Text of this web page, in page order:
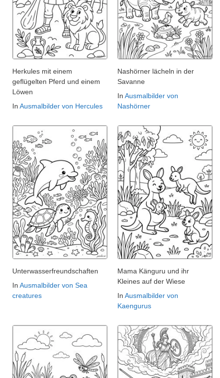
Herkules mit einem
geflügelten Pferd und einem
Löwen
In Ausmalbilder von Hercules
Nashörner lächeln in der
Savanne
In Ausmalbilder von
Nashörner
Unterwasserfreundschaften
In Ausmalbilder von Sea
creatures
Mama Känguru und ihr
Kleines auf der Wiese
In Ausmalbilder von
Kaengurus